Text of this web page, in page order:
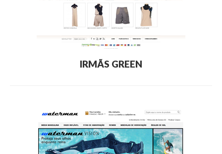
IRMÃS GREEN